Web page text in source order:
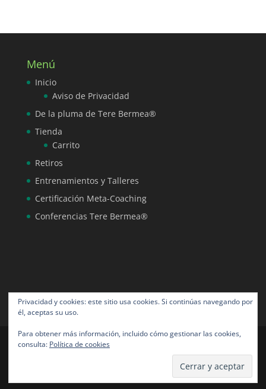
Menú
Inicio
Aviso de Privacidad
De la pluma de Tere Bermea®
Tienda
Carrito
Retiros
Entrenamientos y Talleres
Certificación Meta-Coaching
Conferencias Tere Bermea®
Tere Bermea® todos los derechos reservados |
Diseño por NeoAngora Studios
Privacidad y cookies: este sitio usa cookies. Si continúas navegando por
él, aceptas su uso.
Para obtener más información, incluido cómo gestionar las cookies,
consulta: Política de cookies